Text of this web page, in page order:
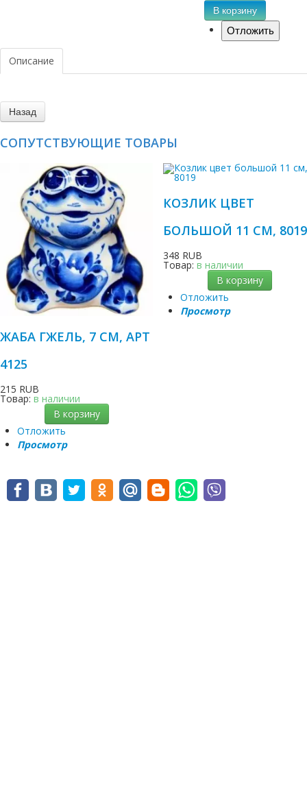
В корзину
Описание
СОПУТСТВУЮЩИЕ ТОВАРЫ
ЖАБА ГЖЕЛЬ, 7 СМ, АРТ
4125
215 RUB
Товар: в наличии
В корзину
Отложить
Просмотр
КОЗЛИК ЦВЕТ
БОЛЬШОЙ 11 СМ, 8019
348 RUB
Товар:в наличии
В корзину
Отложить
Просмотр